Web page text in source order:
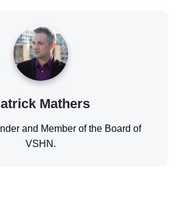
Mathers
and Member of the Board of
VSHN.